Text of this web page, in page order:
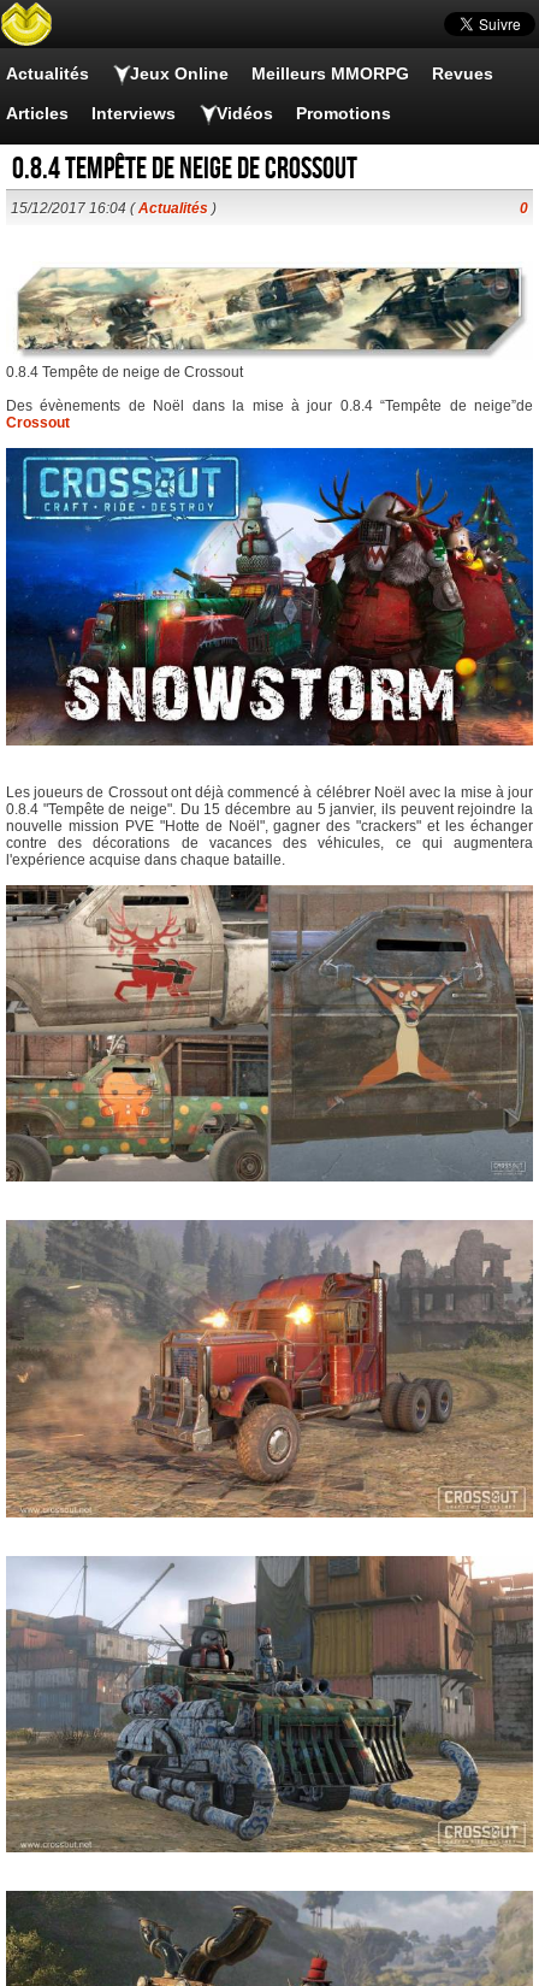
Actualités Jeux Online Meilleurs MMORPG Revues
Articles Interviews Vidéos Promotions
0.8.4 Tempête de neige de Crossout
15/12/2017 16:04 (Actualités ) 0
0.8.4 Tempête de neige de Crossout
Des évènements de Noël dans la mise à jour 0.8.4 “Tempête de neige”de
Crossout
Les joueurs de Crossout ont déjà commencé à célébrer Noël avec la mise à jour
0.8.4 "Tempête de neige". Du 15 décembre au 5 janvier, ils peuvent rejoindre la
nouvelle mission PVE "Hotte de Noël", gagner des "crackers" et les échanger
contre des décorations de vacances des véhicules, ce qui augmentera
l'expérience acquise dans chaque bataille.